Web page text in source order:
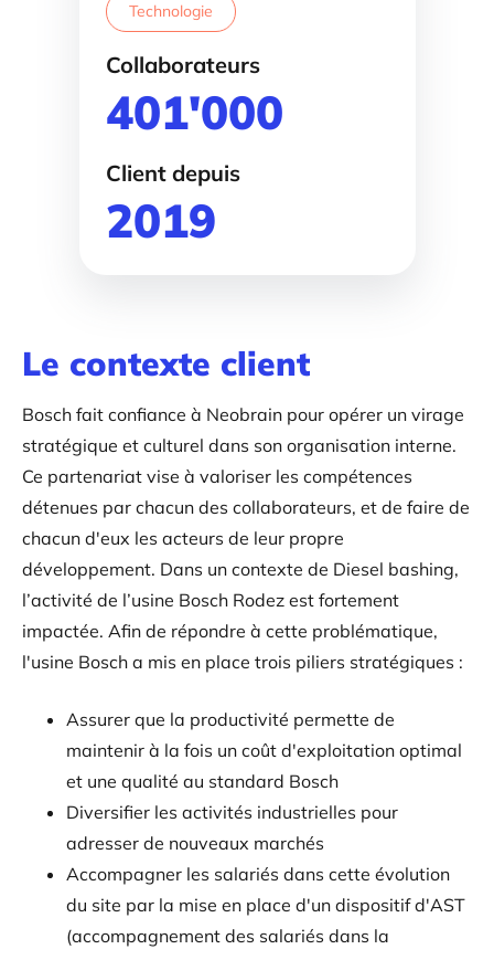
Technologie
Collaborateurs
401'000
Client depuis
2019
Le contexte client
Bosch fait confiance à Neobrain pour opérer un virage
stratégique et culturel dans son organisation interne.
Ce partenariat vise à valoriser les compétences
détenues par chacun des collaborateurs, et de faire de
chacun d'eux les acteurs de leur propre
développement. Dans un contexte de Diesel bashing,
l’activité de l’usine Bosch Rodez est fortement
impactée. Afin de répondre à cette problématique,
l'usine Bosch a mis en place trois piliers stratégiques :
Assurer que la productivité permette de
maintenir à la fois un coût d'exploitation optimal
et une qualité au standard Bosch
Diversifier les activités industrielles pour
adresser de nouveaux marchés
Accompagner les salariés dans cette évolution
du site par la mise en place d'un dispositif d'AST
(accompagnement des salariés dans la